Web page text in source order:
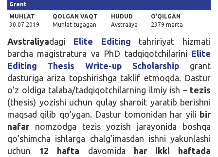
Grant
MUHLAT
30.07.2019
QOLGAN VAQT
Muhlat tugagan
HUDUD
Avstraliya
O'QILGAN
2379 marta
Avstraliyadagi Elite Editing tahririyat hizmati
barcha magistratura va PhD tadqiqotchilarini Elite
Editing Thesis Write-up Scholarship grant
dasturiga ariza topshirishga taklif etmoqda. Dastur
o’z oldiga talaba/tadqiqotchilarning ilmiy ish – tezis
(thesis) yozishi uchun qulay sharoit yaratib berishni
maqsad qilib qo’ygan. Dastur tomonidan har yili bir
nafar nomzodga tezis yozish jarayonida boshqa
qo’shimcha ishlarga chalg’imasdan ishni yakunlashi
uchun 12 hafta davomida har ikki haftada